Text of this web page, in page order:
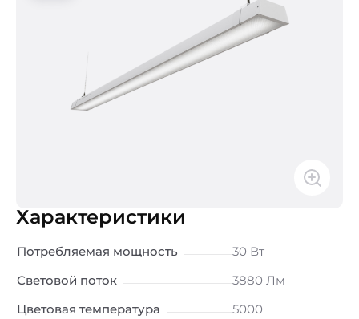
Характеристики
Потребляемая мощность
30 Вт
Световой поток
3880 Лм
Цветовая температура
5000